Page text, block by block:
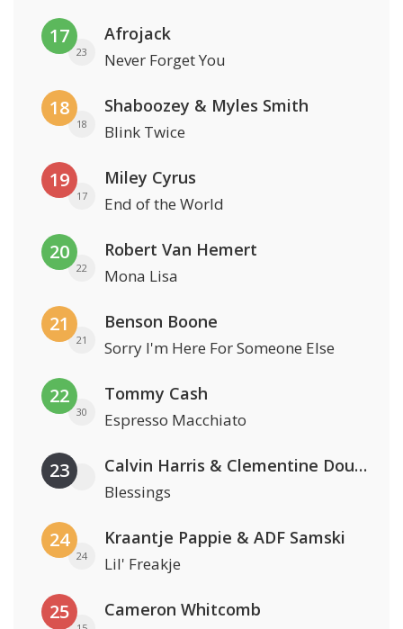
17
23
Afrojack
Never Forget You
18
18
Shaboozey & Myles Smith
Blink Twice
19
17
Miley Cyrus
End of the World
20
22
Robert Van Hemert
Mona Lisa
21
21
Benson Boone
Sorry I'm Here For Someone Else
22
30
Tommy Cash
Espresso Macchiato
23 Calvin Harris & Clementine Douglas
Blessings
24
24
Kraantje Pappie & ADF Samski
Lil' Freakje
25 Cameron Whitcomb